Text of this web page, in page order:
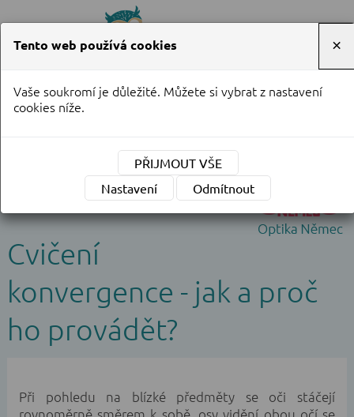
Objednání na telefonu
Cvičení
konvergence - jak a proč
ho provádět?
Při pohledu na blízké předměty se oči stáčejí
Tento web používá cookies ×
Vaše soukromí je důležité. Můžete si vybrat z nastavení
cookies níže.
PŘIJMOUT VŠE
Nastavení
Odmítnout